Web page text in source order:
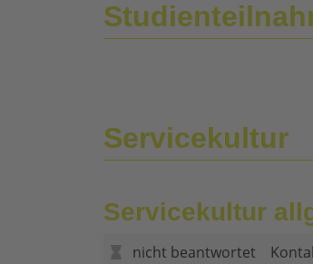
Servicekultur
Servicekultur
nicht beantwortet